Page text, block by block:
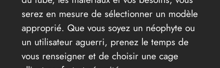
serez en mesure de sélectionner un modèle
approprié. Que vous soyez un néophyte ou
un utilisateur aguerri, prenez le temps de
vous renseigner et de choisir une cage